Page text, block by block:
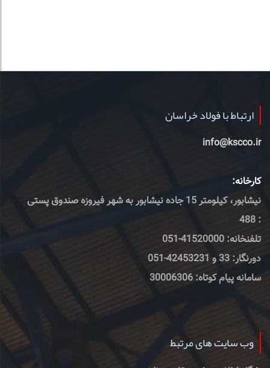
ارتباط با فولاد خراسان
info@kscco.ir
کارخانه:
نیشابور، کیلومتر 15 جاده نیشابور به شهر فیروزه صندوق پستی
: 488
تلفنخانه: 41520000-051
دورنگار: 33 و 42453231-051
سامانه پیام کوتاه: 30006306
وب سایت های مرتبط